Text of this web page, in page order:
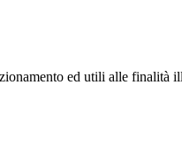
ed utili alle finalità